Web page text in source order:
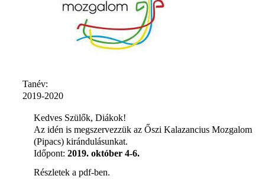
Tanév:
2019-2020
Kedves Szülők, Diákok!
Az idén is megszervezzük az Őszi Kalazancius Mozgalom
(Pipacs) kirándulásunkat.
Időpont: 2019. október 4-6.
Részletek a pdf-ben.